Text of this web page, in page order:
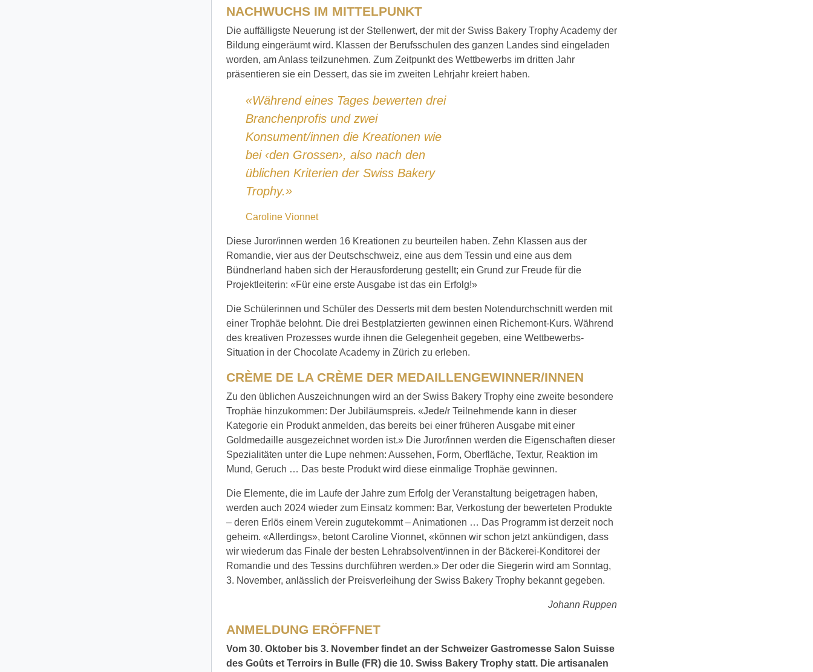
NACHWUCHS IM MITTELPUNKT
Die auffälligste Neuerung ist der Stellenwert, der mit der Swiss Bakery Trophy Academy der
Bildung eingeräumt wird. Klassen der Berufsschulen des ganzen Landes sind eingeladen
worden, am Anlass teilzunehmen. Zum Zeitpunkt des Wettbewerbs im dritten Jahr
präsentieren sie ein Dessert, das sie im zweiten Lehrjahr kreiert haben.
«Während eines Tages bewerten drei
Branchenprofis und zwei
Konsument/innen die Kreationen wie
bei ‹den Grossen›, also nach den
üblichen Kriterien der Swiss Bakery
Trophy.»
Caroline Vionnet
Diese Juror/innen werden 16 Kreationen zu beurteilen haben. Zehn Klassen aus der
Romandie, vier aus der Deutschschweiz, eine aus dem Tessin und eine aus dem
Bündnerland haben sich der Herausforderung gestellt; ein Grund zur Freude für die
Projektleiterin: «Für eine erste Ausgabe ist das ein Erfolg!»
Die Schülerinnen und Schüler des Desserts mit dem besten Notendurchschnitt werden mit
einer Trophäe belohnt. Die drei Bestplatzierten gewinnen einen Richemont-Kurs. Während
des kreativen Prozesses wurde ihnen die Gelegenheit gegeben, eine Wettbewerbs-
Situation in der Chocolate Academy in Zürich zu erleben.
CRÈME DE LA CRÈME DER MEDAILLENGEWINNER/INNEN
Zu den üblichen Auszeichnungen wird an der Swiss Bakery Trophy eine zweite besondere
Trophäe hinzukommen: Der Jubiläumspreis. «Jede/r Teilnehmende kann in dieser
Kategorie ein Produkt anmelden, das bereits bei einer früheren Ausgabe mit einer
Goldmedaille ausgezeichnet worden ist.» Die Juror/innen werden die Eigenschaften dieser
Spezialitäten unter die Lupe nehmen: Aussehen, Form, Oberfläche, Textur, Reaktion im
Mund, Geruch … Das beste Produkt wird diese einmalige Trophäe gewinnen.
Die Elemente, die im Laufe der Jahre zum Erfolg der Veranstaltung beigetragen haben,
werden auch 2024 wieder zum Einsatz kommen: Bar, Verkostung der bewerteten Produkte
– deren Erlös einem Verein zugutekommt – Animationen … Das Programm ist derzeit noch
geheim. «Allerdings», betont Caroline Vionnet, «können wir schon jetzt ankündigen, dass
wir wiederum das Finale der besten Lehrabsolvent/innen in der Bäckerei-Konditorei der
Romandie und des Tessins durchführen werden.» Der oder die Siegerin wird am Sonntag,
3. November, anlässlich der Preisverleihung der Swiss Bakery Trophy bekannt gegeben.
Johann Ruppen
ANMELDUNG ERÖFFNET
Vom 30. Oktober bis 3. November findet an der Schweizer Gastromesse Salon Suisse
des Goûts et Terroirs in Bulle (FR) die 10. Swiss Bakery Trophy statt. Die artisanalen